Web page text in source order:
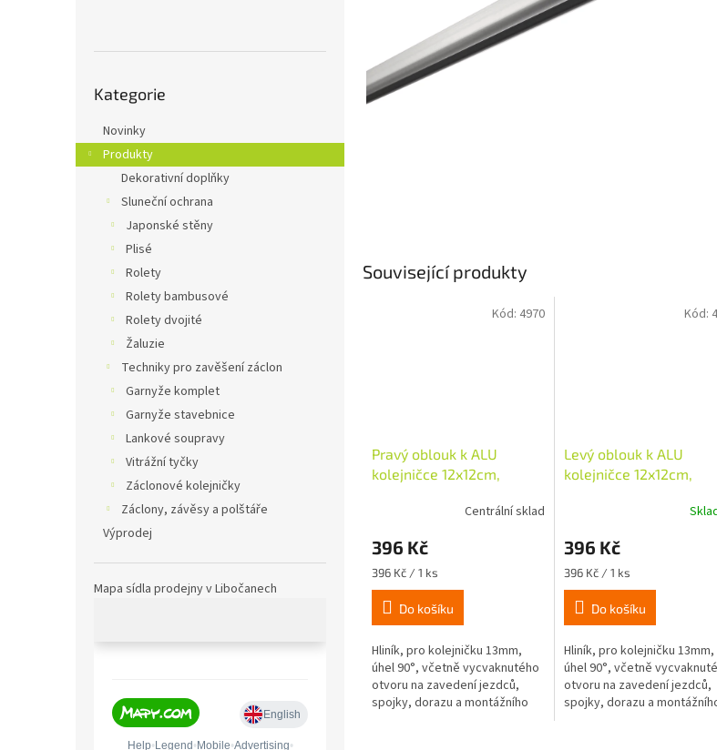
kategorie
Kategorie
Novinky
Produkty
Dekorativní doplňky
Sluneční ochrana
Japonské stěny
Plisé
Rolety
Rolety bambusové
Rolety dvojité
Žaluzie
Techniky pro zavěšení záclon
Garnyže komplet
Garnyže stavebnice
Lankové soupravy
Vitrážní tyčky
Záclonové kolejničky
Záclony, závěsy a polštáře
Výprodej
Mapa sídla prodejny v Libočanech
Související produkty
Pravý oblouk k ALU
kolejničce 12x12cm,
Centrální sklad
396 Kč
Měrná
cena:
396 Kč / 1 ks
Do košíku
Hliník, pro kolejničku 13mm,
úhel 90°, včetně vycvaknutého
otvoru na zavedení jezdců,
spojky, dorazu a montážního
Kód: 4970
Levý oblouk k ALU
kolejničce 12x12cm,
396 Kč
Měrná
cena:
396 Kč / 1 ks
Do košíku
Hliník, pro kolejničku 13mm,
úhel 90°, včetně
otvoru na zavedení jezdců,
spojky, dorazu a
Kód: